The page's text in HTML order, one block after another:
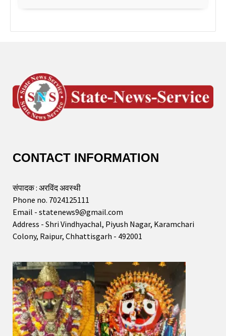
CONTACT INFORMATION
संपादक : अरविंद अवस्थी
Phone no. 7024125111
Email - statenews9@gmail.com
Address - Shri Vindhyachal, Piyush Nagar, Karamchari
Colony, Raipur, Chhattisgarh - 492001